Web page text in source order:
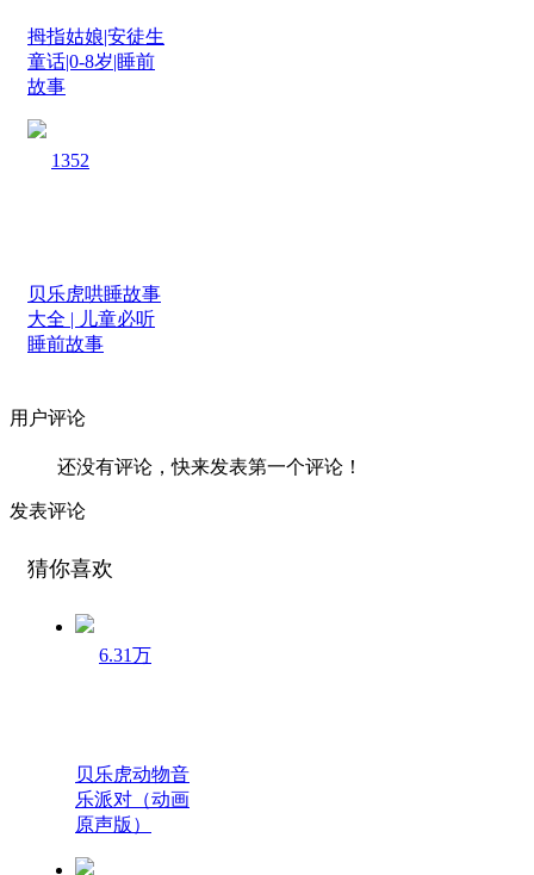
拇指姑娘|安徒生
童话|0-8岁|睡前
故事
1352
贝乐虎哄睡故事
大全 | 儿童必听
睡前故事
用户评论
还没有评论，快来发表第一个评论！
发表评论
猜你喜欢
6.31万
贝乐虎动物音
乐派对（动画
原声版）